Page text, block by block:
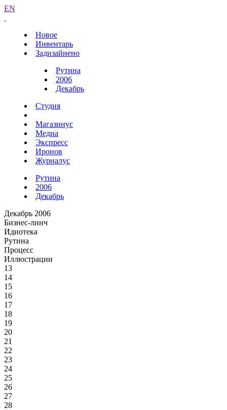
EN
Новое
Инвентарь
Задизайнено
Рутина
2006
Декабрь
Студия
Магазинус
Медиа
Экспресс
Иронов
Журналус
Рутина
2006
Декабрь
Декабрь 2006
Бизнес-линч
Идиотека
Рутина
Процесс
Иллюстрации
13
14
15
16
17
18
19
20
21
22
23
24
25
26
27
28